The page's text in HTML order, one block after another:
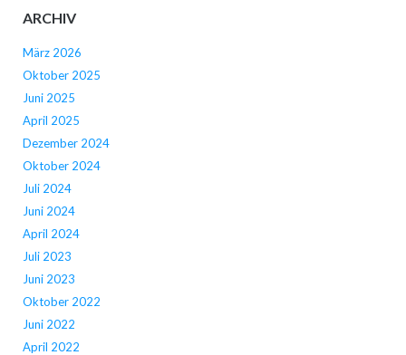
ARCHIV
März 2026
Oktober 2025
Juni 2025
April 2025
Dezember 2024
Oktober 2024
Juli 2024
Juni 2024
April 2024
Juli 2023
Juni 2023
Oktober 2022
Juni 2022
April 2022